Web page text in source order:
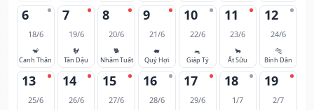
6
18/6
🐒
Canh Thân
7
19/6
🐓
Tân Dậu
8
20/6
🐕
Nhâm Tuất
9
21/6
🐖
Quý Hợi
10
22/6
🐀
Giáp Tý
11
23/6
🐂
Ất Sửu
12
24/6
🐅
Bính Dần
13
25/6
14
26/6
15
27/6
16
28/6
17
29/6
18
1/7
19
2/7